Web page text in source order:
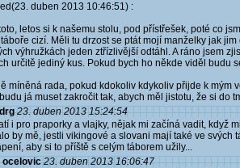
duben 2013 10:46:51) :
letos si k našemu stolu, pod přístřešek, poté co
cizí. Měli tu drzost se ptát mojí manželky jak
výhružkách jeden ztřízlivější odtáhl. A ráno jsem
určitě jediný kus. Pokud bych ho někde viděl budu
míněná rada, pokud kdokoliv kdykoliv přijde k mým
já muset zakročit tak, abych měl jistotu, že si do
23. duben 2013 15:24:54
i pro praporky a vlajky, nějak mi začíná vadit, když
by mě, jestli vikingové a slovani mají také ve svých
aby si to příště s celým táborem užily...
ocelovic 23. duben 2013 16:06:47